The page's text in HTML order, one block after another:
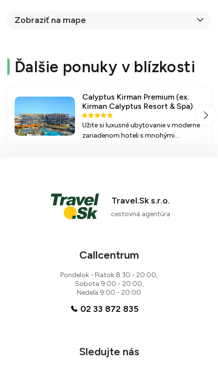
Zobraziť na mape
Ďalšie ponuky v blízkosti
Calyptus Kirman Premium (ex.
Kirman Calyptus Resort & Spa)
Užite si luxusné ubytovanie v moderne
zariadenom hoteli s mnohými
Travel.Sk s.r.o.
cestovná agentúra
Callcentrum
Pondelok - Piatok 8:30 - 20:00,
Sobota 9:00 - 20:00,
Nedeľa 9:00 - 20:00
02 33 872 835
Sledujte nás